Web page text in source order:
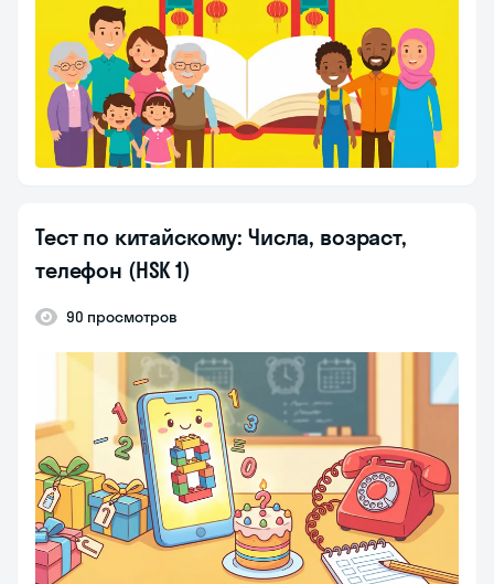
Тест по китайскому: Числа, возраст,
телефон (HSK 1)
90 просмотров